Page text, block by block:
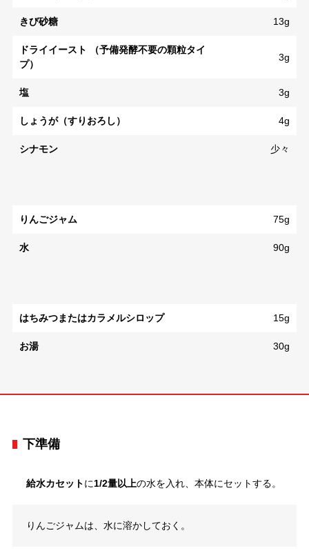
きび砂糖 13g
ドライイースト （予備発酵不要の顆粒タイ
プ）
3g
塩 3g
しょうが（すりおろし） 4g
シナモン 少々
りんごジャム 75g
水 90g
はちみつまたはカラメルシロップ 15g
お湯 30g
下準備
給水カセットに1/2量以上の水を入れ、本体にセットする。
りんごジャムは、水に溶かしておく。